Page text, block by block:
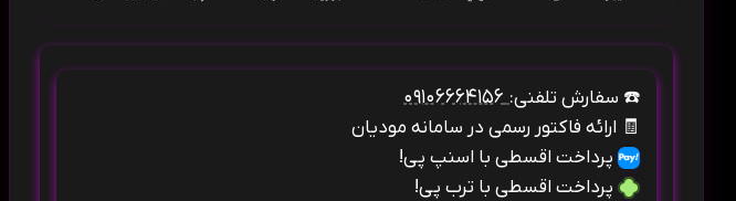
☎️ سفارش تلفنی:۰۹۱۰۶۶۶۴۱۵۶
🧾 ارائه فاکتور رسمی در سامانه مودیان
پرداخت اقسطی با اسنپ پی!
پرداخت اقسطی با ترب پی!